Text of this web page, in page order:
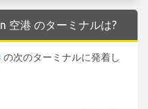
空港 のターミナルは?
の次のターミナルに発着し